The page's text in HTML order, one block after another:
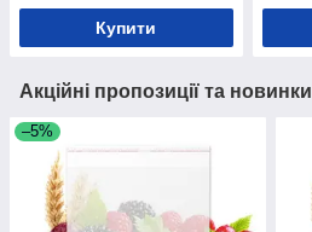
Купити
Акційні пропозиції та новинки
–5%